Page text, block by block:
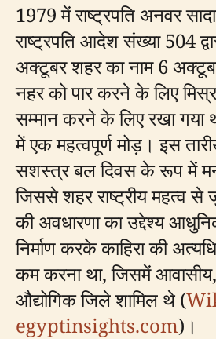
1979 में राष्ट्रपति अनवर
राष्ट्रपति आदेश संख्या 504
अक्टूबर शहर का नाम 6
नहर को पार करने के लिए
सम्मान करने के लिए रखा गया
में एक महत्वपूर्ण मोड़। इस
सशस्त्र बल दिवस के रूप में
जिससे शहर राष्ट्रीय महत्व
की अवधारणा का उद्देश्य
निर्माण करके काहिरा की
कम करना था, जिसमें
औद्योगिक जिले शामिल थे (
egyptinsights.com)।